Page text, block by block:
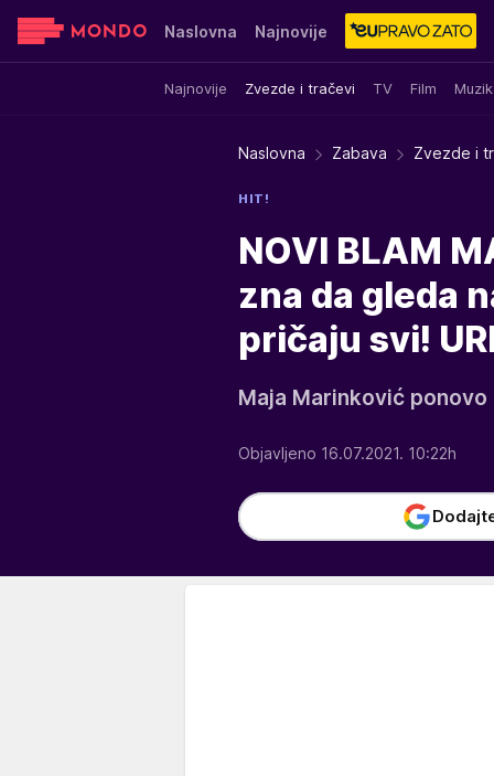
Naslovna Najnovije
Najnovije Zvezde i tračevi TV Film
Sensa Stvar ukusa Yumama
Naslovna Zabava Zvezde i
HIT!
NOVI BLAM
zna da gleda
pričaju svi!
Maja Marinković ponovo
Objavljeno 16.07.2021. 10:22h